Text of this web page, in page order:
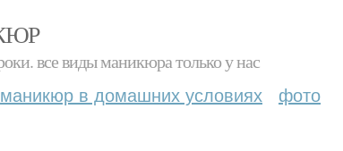
все виды маникюра только у нас
маникюр в домашних условиях фото